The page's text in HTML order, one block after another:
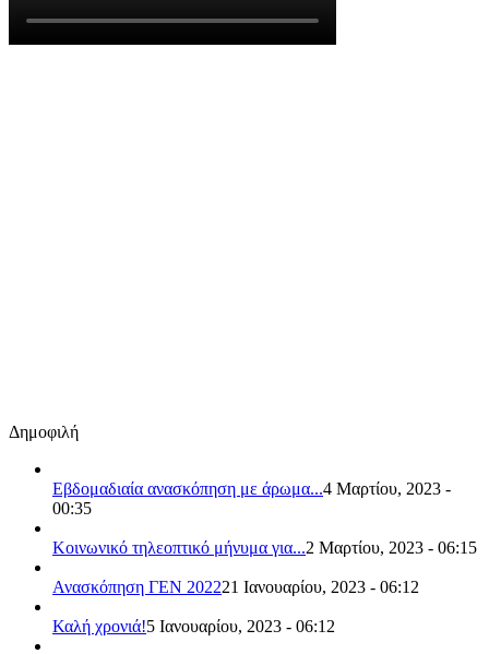
Δημοφιλή
Εβδομαδιαία ανασκόπηση με άρωμα...4 Μαρτίου, 2023 -
00:35
Κοινωνικό τηλεοπτικό μήνυμα για...2 Μαρτίου, 2023 - 06:15
Ανασκόπηση ΓΕΝ 202221 Ιανουαρίου, 2023 - 06:12
Καλή χρονιά!5 Ιανουαρίου, 2023 - 06:12